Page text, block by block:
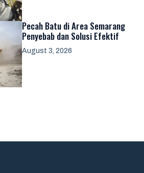
Pecah Batu di Area Semarang
Penyebab dan Solusi Efektif
August 3, 2026